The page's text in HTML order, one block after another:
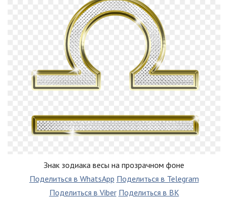
Знак зодиака весы на прозрачном фоне
Поделиться в WhatsApp Поделиться в Telegram
Поделиться в Viber Поделиться в ВК